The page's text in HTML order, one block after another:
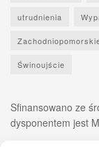
utrudnienia
Świnoujście
Sfinansowano ze
dysponentem jest